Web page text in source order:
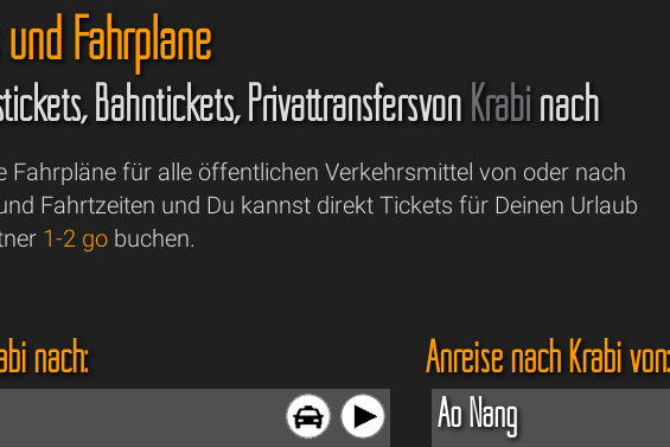
Fahrpläne
Bahntickets, Privattransfersvon Krabinach
Fahrpläne für alle öffentlichen Verkehrsmittel von oder nach
Fahrtzeiten und Du kannst direkt Tickets für Deinen Urlaub
1-2 go buchen.
nach: Anreise nach Krabi von:
Ao Nang